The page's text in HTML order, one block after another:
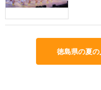
徳島県の夏